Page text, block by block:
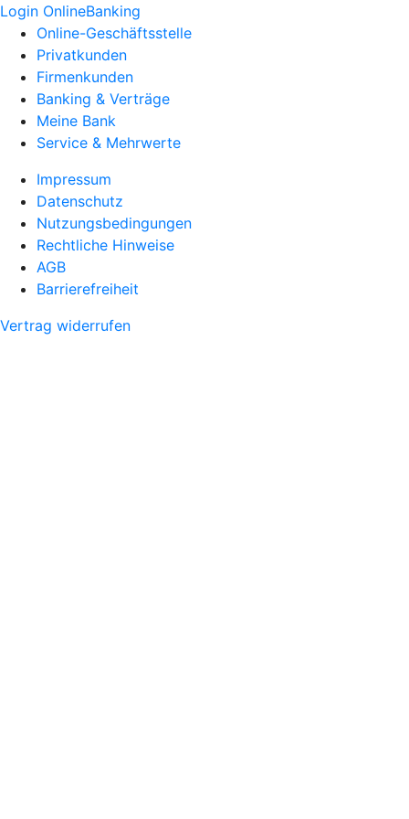
Login OnlineBanking
Online-Geschäftsstelle
Privatkunden
Firmenkunden
Banking & Verträge
Meine Bank
Service & Mehrwerte
Impressum
Datenschutz
Nutzungsbedingungen
Rechtliche Hinweise
AGB
Barrierefreiheit
Vertrag widerrufen